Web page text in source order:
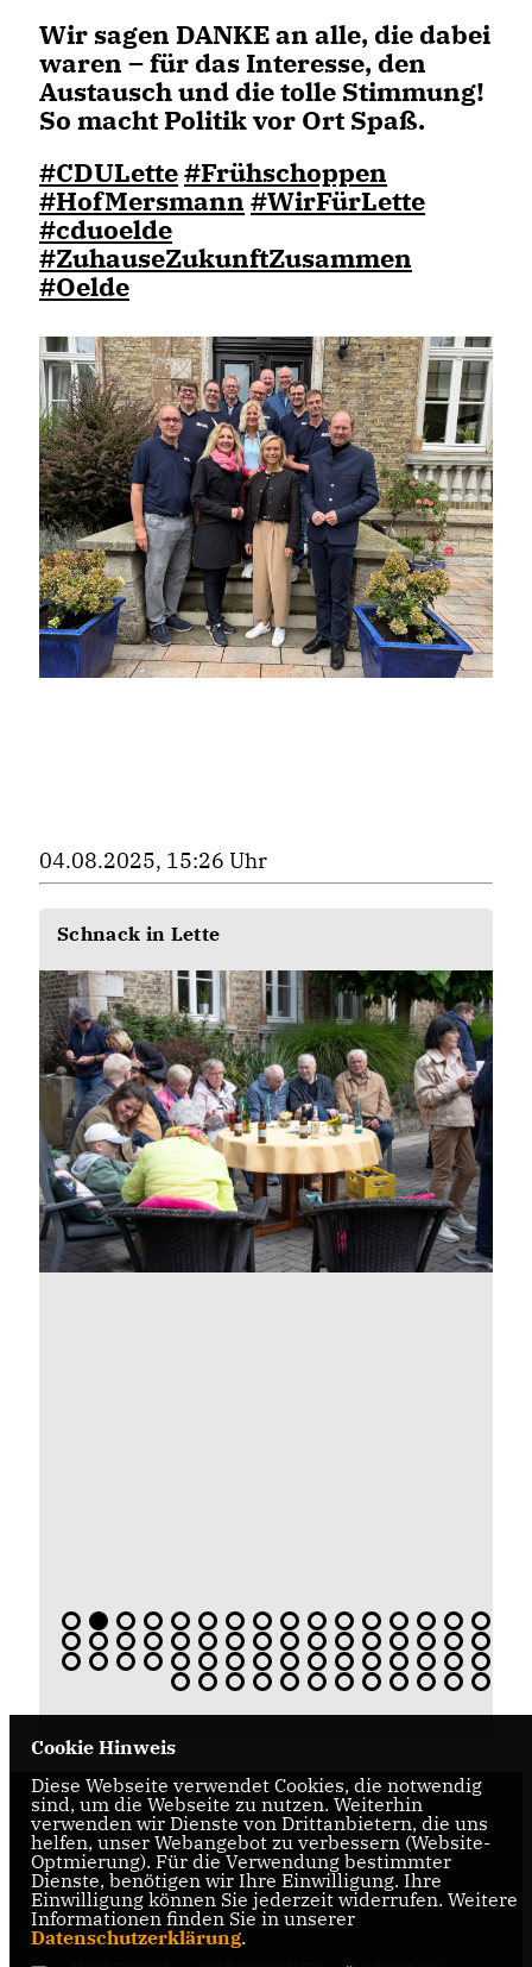
Wir sagen DANKE an alle, die dabei
waren – für das Interesse, den
Austausch und die tolle Stimmung!
So macht Politik vor Ort Spaß.
#CDULette#Frühschoppen
#HofMersmann #WirFürLette
#cduoelde
#ZuhauseZukunftZusammen
#Oelde
04.08.2025, 15:26 Uhr
Schnack in Lette
CDU Oelde
Cookie Hinweis
Diese Webseite verwendet Cookies, die notwendig
sind, um die Webseite zu nutzen. Weiterhin
verwenden wir Dienste von Drittanbietern, die uns
helfen, unser Webangebot zu verbessern (Website-
Optmierung). Für die Verwendung bestimmter
Dienste, benötigen wir Ihre Einwilligung. Ihre
Einwilligung können Sie jederzeit widerrufen. Weitere
Informationen finden Sie in unserer
Datenschutzerklärung.